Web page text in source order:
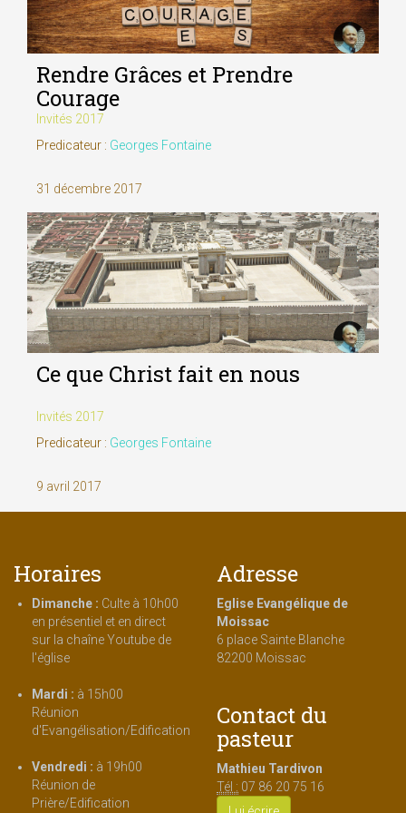
Rendre Grâces et Prendre
Courage
Invités 2017
Predicateur : Georges Fontaine
31 décembre 2017
Ce que Christ fait en nous
Invités 2017
Predicateur : Georges Fontaine
9 avril 2017
Horaires
Dimanche : Culte à 10h00
en présentiel et en direct
sur la chaîne Youtube de
l'église
Mardi : à 15h00
Réunion
d'Evangélisation/Edification
Vendredi : à 19h00
Réunion de
Prière/Edification
Adresse
Eglise Evangélique de
Moissac
6 place Sainte Blanche
82200 Moissac
Contact du
pasteur
Mathieu Tardivon
Tél : 07 86 20 75 16